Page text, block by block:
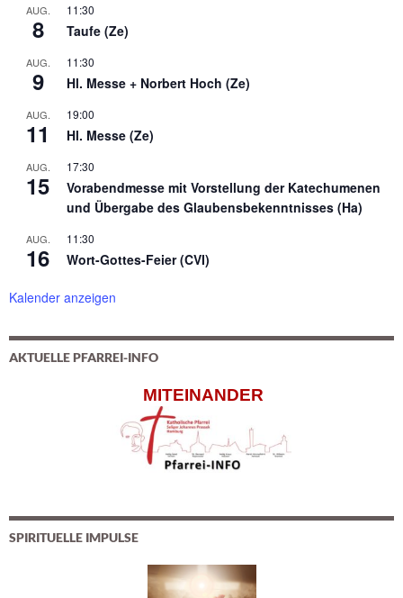
AUG.
8
11:30
Taufe (Ze)
AUG.
9
11:30
Hl. Messe + Norbert Hoch (Ze)
AUG.
11
19:00
Hl. Messe (Ze)
AUG.
15
17:30
Vorabendmesse mit Vorstellung der Katechumenen
und Übergabe des Glaubensbekenntnisses (Ha)
AUG.
16
11:30
Wort-Gottes-Feier (CVI)
Kalender anzeigen
AKTUELLE PFARREI-INFO
MITEINANDER
SPIRITUELLE IMPULSE